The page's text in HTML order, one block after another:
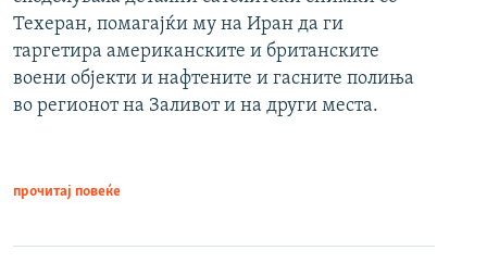
Техеран, помагајќи му на Иран да ги
таргетира американските и британските
воени објекти и нафтените и гасните полиња
во регионот на Заливот и на други места.
прочитај повеќе